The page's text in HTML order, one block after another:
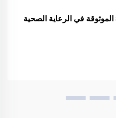
أهمية أجهزة استشعار SPO2 الموثوقة في الرعاية الصحية